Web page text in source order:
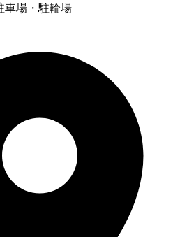
車場・駐輪場